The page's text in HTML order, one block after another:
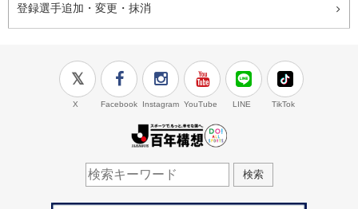
登録選手追加・変更・抹消
X Facebook Instagram YouTube LINE TikTok
検索